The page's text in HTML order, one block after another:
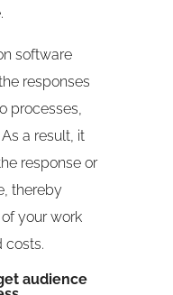
software
responses
processes,
a result, it
response or
thereby
your work
costs.
audience